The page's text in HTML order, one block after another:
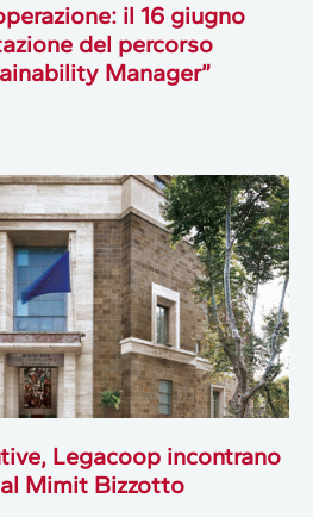
il 16 giugno
del percorso
Manager”
Legacoop incontrano
Mimit Bizzotto